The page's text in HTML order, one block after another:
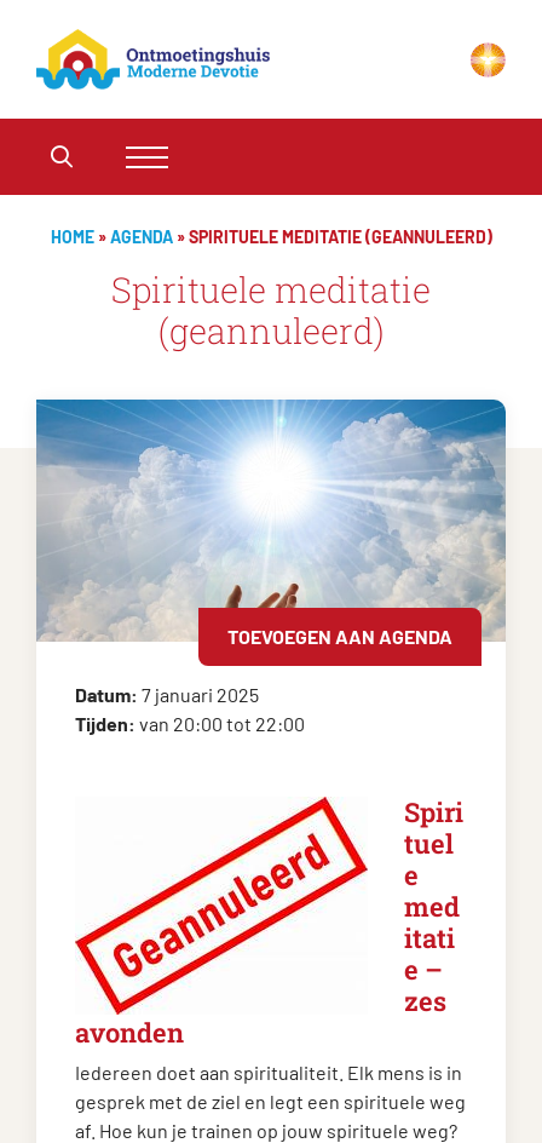
HOME»AGENDA»SPIRITUELE MEDITATIE (GEANNULEERD)
Spirituele meditatie
(geannuleerd)
TOEVOEGEN AAN AGENDA
Datum: 7 januari 2025
Tijden: van 20:00 tot 22:00
Spiri
tuel
e
med
itati
e –
zes
avonden
Iedereen doet aan spiritualiteit. Elk mens is in
gesprek met de ziel en legt een spirituele weg
af. Hoe kun je trainen op jouw spirituele weg?